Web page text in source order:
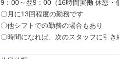
9：00～翌9：00（16時間実働 休憩・
〇月に13回程度の勤務です
〇他シフトでの勤務の場合もあり
〇時間になれば、次のスタッフに引